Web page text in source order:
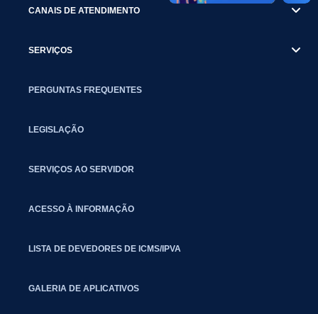
CANAIS DE ATENDIMENTO
SERVIÇOS
PERGUNTAS FREQUENTES
LEGISLAÇÃO
SERVIÇOS AO SERVIDOR
ACESSO À INFORMAÇÃO
LISTA DE DEVEDORES DE ICMS/IPVA
GALERIA DE APLICATIVOS